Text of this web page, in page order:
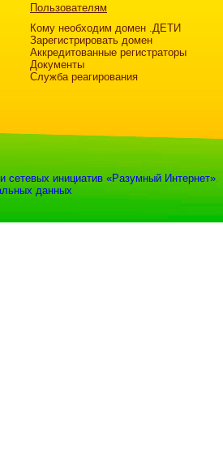
Пользователям
Кому необходим домен .ДЕТИ
Зарегистрировать домен
Аккредитованные регистраторы
Документы
Служба реагирования
сетевых инициатив «Разумный Интернет»
данных